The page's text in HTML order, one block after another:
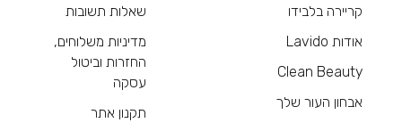
קריירה בלבידו
אודות Lavido
Clean Beauty
אבחון העור שלך
שאלות תשובות
מדיניות משלוחים,
החזרות וביטול
עסקה
תקנון אתר